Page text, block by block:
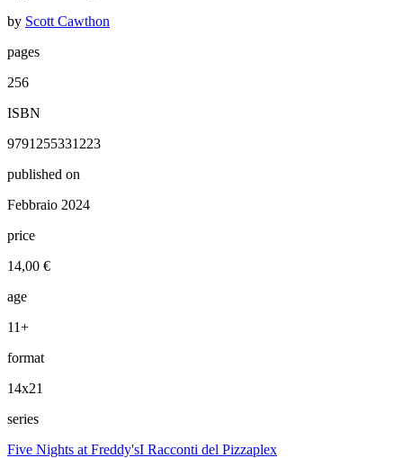
by Scott Cawthon
pages
256
ISBN
9791255331223
published on
Febbraio 2024
price
14,00 €
age
11+
format
14x21
series
Five Nights at Freddy'sI Racconti del Pizzaplex